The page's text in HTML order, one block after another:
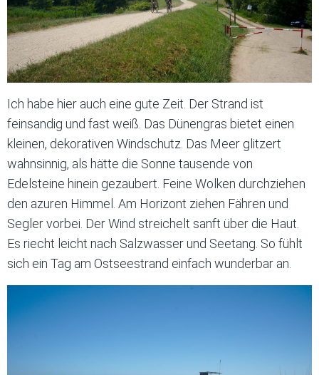
Ich habe hier auch eine gute Zeit. Der Strand ist
feinsandig und fast weiß. Das Dünengras bietet einen
kleinen, dekorativen Windschutz. Das Meer glitzert
wahnsinnig, als hätte die Sonne tausende von
Edelsteine hinein gezaubert. Feine Wolken durchziehen
den azuren Himmel. Am Horizont ziehen Fähren und
Segler vorbei. Der Wind streichelt sanft über die Haut.
Es riecht leicht nach Salzwasser und Seetang. So fühlt
sich ein Tag am Ostseestrand einfach wunderbar an.